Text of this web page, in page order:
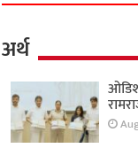
अर्थ